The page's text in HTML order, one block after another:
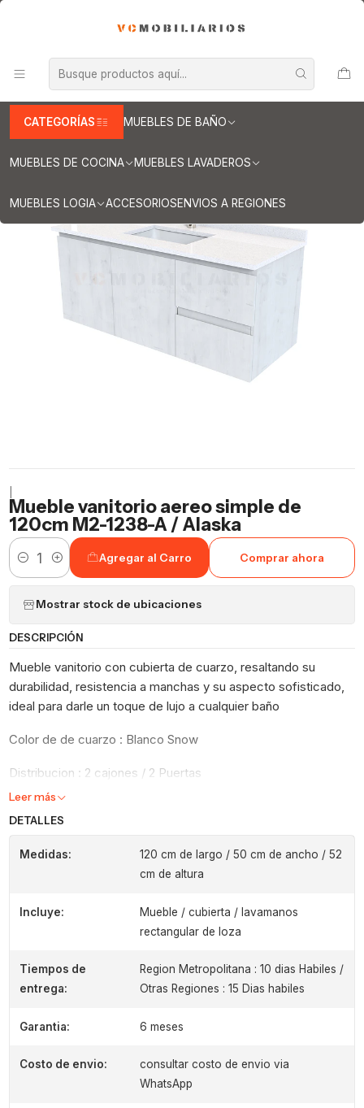
CATEGORÍAS MUEBLES DE BAÑO
MUEBLES DE COCINA MUEBLES LAVADEROS
MUEBLES LOGIA ACCESORIOSENVIOS A REGIONES
Muebles vanitorio aereo - simple
Mueble vanitorios aereo - simple de cuarzo
Muebles vanitorios aereo simple cuarzo / 120 cm
Mueble vanitorio aereo simple de 120cm M2-1238-A / Alaska
Mueble vanitorio aereo simple de
120cm M2-1238-A / Alaska
Cantidad
Agregar al Carro Comprar ahora
Mostrar stock de ubicaciones
DESCRIPCIÓN
Mueble vanitorio con cubierta de cuarzo, resaltando su
durabilidad, resistencia a manchas y su aspecto sofisticado,
ideal para darle un toque de lujo a cualquier baño
Color de de cuarzo : Blanco Snow
Distribucion : 2 cajones / 2 Puertas
Leer más
DETALLES
Medidas:
120 cm de largo / 50 cm de ancho / 52
cm de altura
Incluye:
Mueble / cubierta / lavamanos
rectangular de loza
Tiempos de
entrega:
Region Metropolitana : 10 dias Habiles /
Otras Regiones : 15 Dias habiles
Garantia: 6 meses
Costo de envio:
consultar costo de envio via
WhatsApp